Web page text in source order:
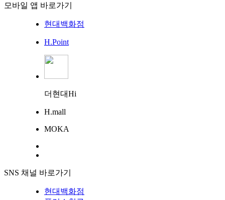
모바일 앱 바로가기
현대백화점
H.Point
더현대Hi
H.mall
MOKA
SNS 채널 바로가기
현대백화점